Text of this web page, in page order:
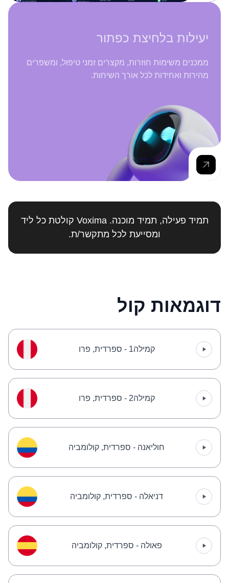
יעילות בלחיצת כפתור
ממכנים משימות חוזרות, מקצרים זמני טיפול, ומשפרים
מהירות ואחידות לכל אורך השיחות.
תמיד פעילה, תמיד מוכנה. Voxima קולטת כל ליד
ומסייעת לכל מתקשר/ת.
דוגמאות קול
קמילה1 - ספרדית, פרו
קמילה2 - ספרדית, פרו
חוליאנה - ספרדית, קולומביה
דניאלה - ספרדית, קולומביה
פאולה - ספרדית, קולומביה